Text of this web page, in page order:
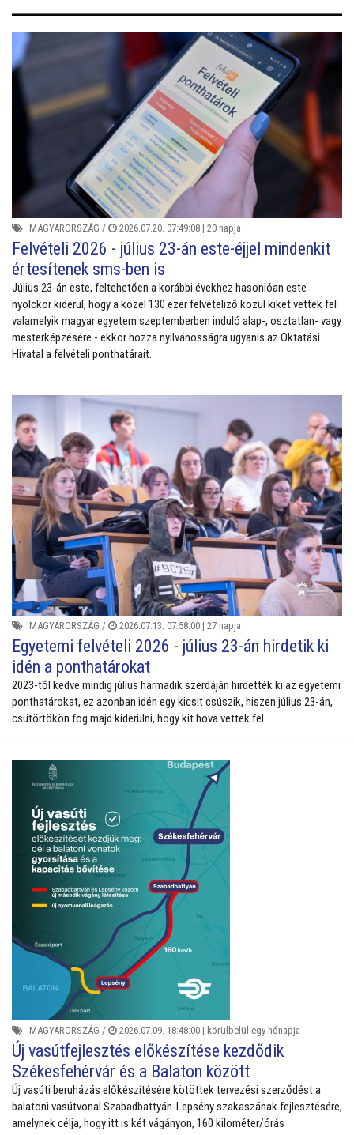
MAGYARORSZÁG / 2026.07.20. 07:49:08 | 20 napja
Felvételi 2026 - július 23-án este-éjjel mindenkit
értesítenek sms-ben is
Július 23-án este, feltehetően a korábbi évekhez hasonlóan este
nyolckor kiderül, hogy a közel 130 ezer felvételiző közül kiket vettek fel
valamelyik magyar egyetem szeptemberben induló alap-, osztatlan- vagy
mesterképzésére - ekkor hozza nyilvánosságra ugyanis az Oktatási
Hivatal a felvételi ponthatárait.
MAGYARORSZÁG / 2026.07.13. 07:58:00 | 27 napja
Egyetemi felvételi 2026 - július 23-án hirdetik ki
idén a ponthatárokat
2023-től kedve mindig július harmadik szerdáján hirdették ki az egyetemi
ponthatárokat, ez azonban idén egy kicsit csúszik, hiszen július 23-án,
csütörtökön fog majd kiderülni, hogy kit hova vettek fel.
MAGYARORSZÁG / 2026.07.09. 18:48:00 | körülbelül egy hónapja
Új vasútfejlesztés előkészítése kezdődik
Székesfehérvár és a Balaton között
Új vasúti beruházás előkészítésére kötöttek tervezési szerződést a
balatoni vasútvonal Szabadbattyán-Lepsény szakaszának fejlesztésére,
amelynek célja, hogy itt is két vágányon, 160 kilométer/órás